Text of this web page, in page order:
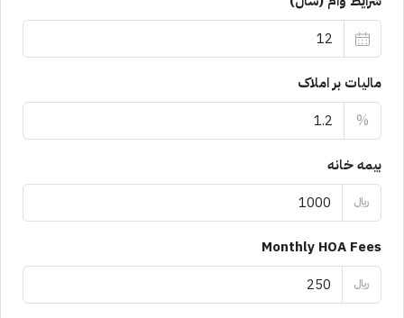
مالیات بر املاک
%
بیمه خانه
﷼
Monthly HOA Fees
﷼